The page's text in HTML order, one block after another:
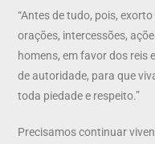
“Antes de tudo, pois,
orações, intercessões,
homens, em favor dos reis
de autoridade, para que
toda piedade e respeito.”
Precisamos continuar